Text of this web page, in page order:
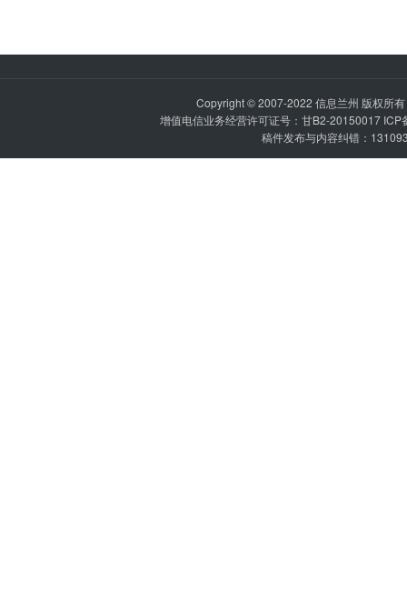
Copyright © 2007-2022 信息兰州 版权所
增值电信业务经营许可证号：甘B2-20150017 ICP
稿件发布与内容纠错：